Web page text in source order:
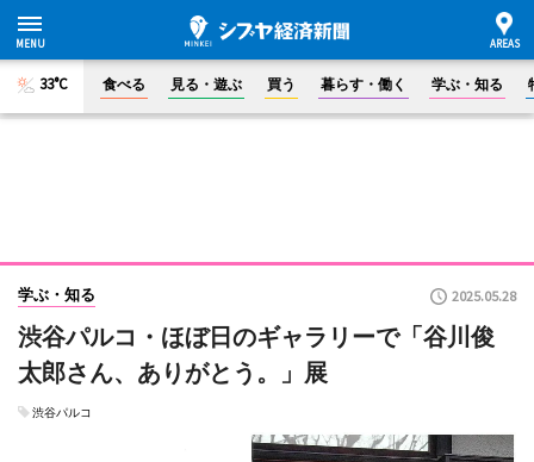
33°C 食べる 見る・遊ぶ 買う 暮らす・働く 学ぶ・知る
学ぶ・知る 2025.05.28
渋谷パルコ・ほぼ日のギャラリーで「谷川俊
太郎さん、ありがとう。」展
渋谷パルコ